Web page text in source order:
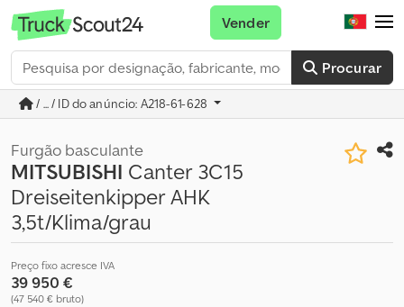
Procurar
Vender
/ ... / ID do anúncio: A218-61-628
Furgão basculante
MITSUBISHI Canter 3C15
Dreiseitenkipper AHK
3,5t/Klima/grau
Preço fixo acresce IVA
39 950 €
(47 540 € bruto)